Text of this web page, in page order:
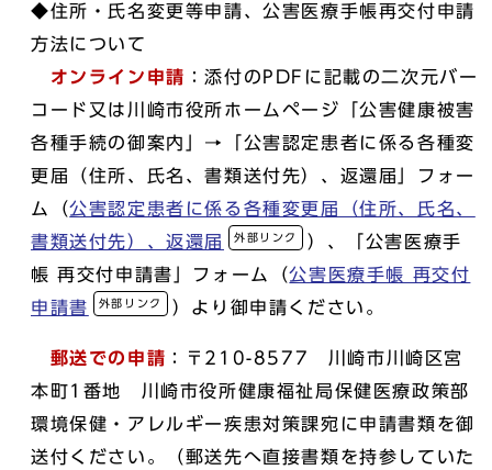
◆住所・氏名変更等申請、公害医療手帳再交付申請
方法について
オンライン申請 ：添付のPDFに記載の二次元バー
コード又は川崎市役所ホームページ「公害健康被害
各種手続の御案内」→「公害認定患者に係る各種変
更届（住所、氏名、書類送付先）、返還届」フォー
ム（公害認定患者に係る各種変更届（住所、氏名、
書類送付先）、返還届
外部リンク
）、「公害医療手
帳 再交付申請書」フォーム（公害医療手帳 再交付
申請書
外部リンク ）より御申請ください。
郵送での申請 ：〒210-8577 川崎市川崎区宮
本町1番地 川崎市役所健康福祉局保健医療政策部
環境保健・アレルギー疾患対策課宛に申請書類を御
送付ください。（郵送先へ直接書類を持参していた